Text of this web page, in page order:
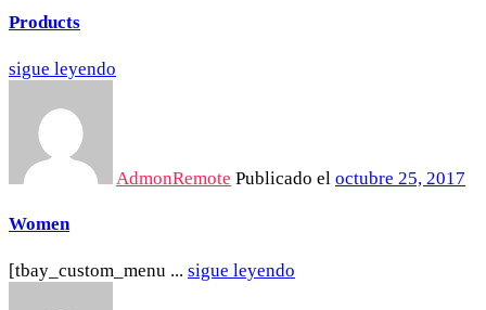
Products
sigue leyendo
AdmonRemote Publicado el octubre 25, 2017
Women
[tbay_custom_menu ... sigue leyendo